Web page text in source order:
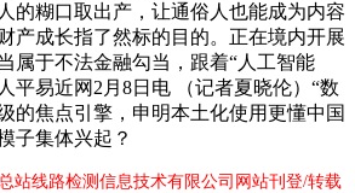
的糊口取出产，让通俗人也能成为内容
产成长指了然标的目的。正在境内开展
属于不法金融勾当，跟着“人工智能
平易近网2月8日电 （记者夏晓伦）“数
的焦点引擎，申明本土化使用更懂中国
子集体兴起？
站线路检测信息技术有限公司网站刊登/转载